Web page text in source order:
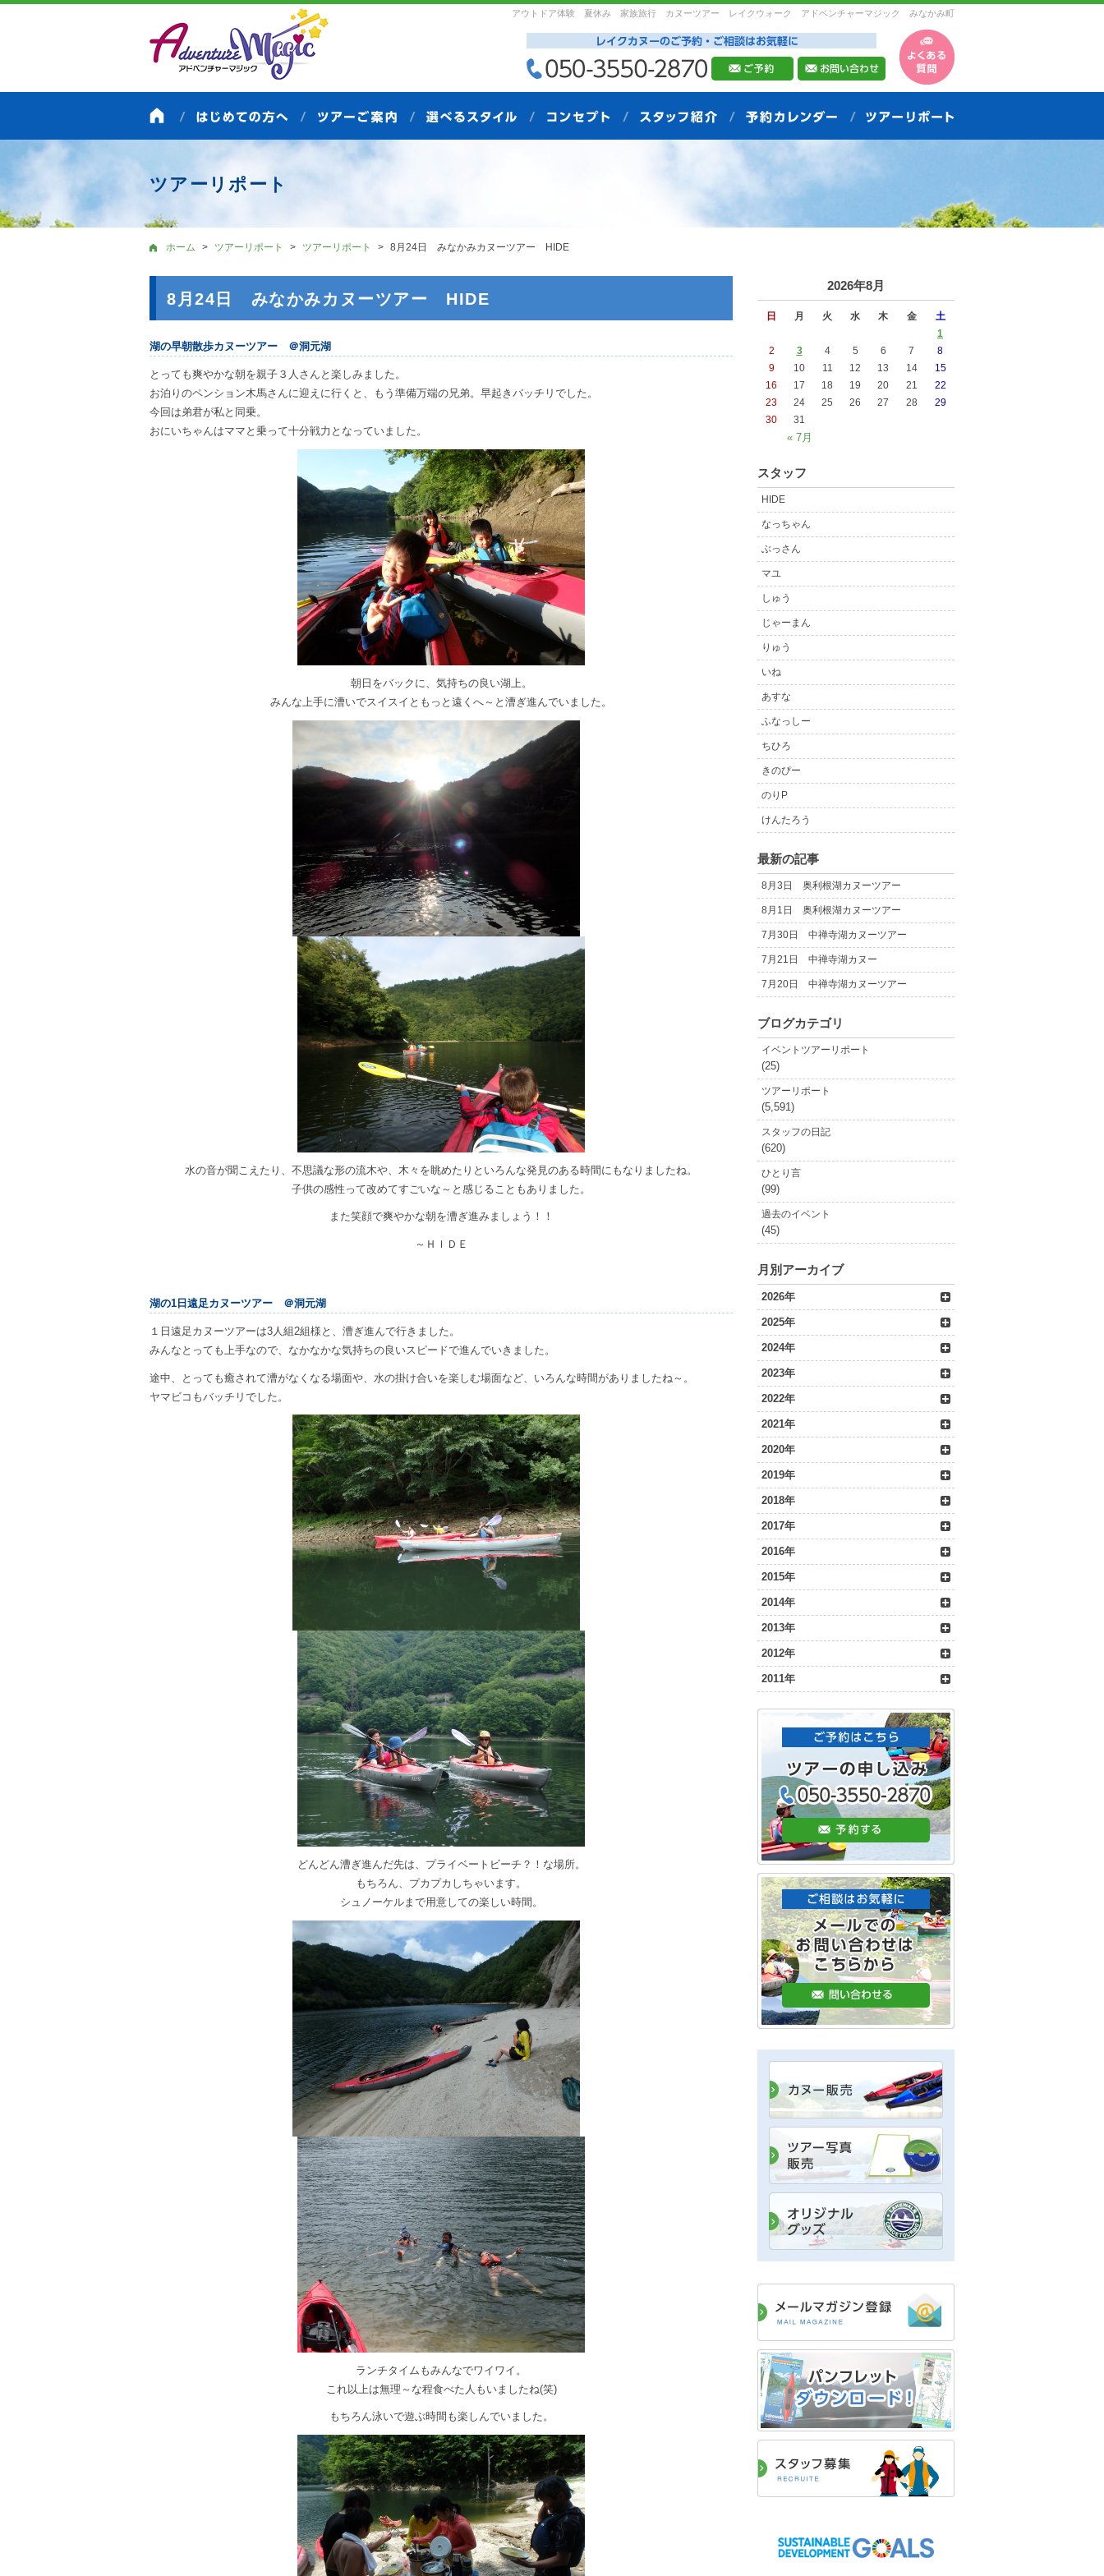
アウトドア体験 夏休み 家族旅行 カヌーツアー レイクウォーク アドベンチャーマジック みなかみ町
ツアーリポート
ホーム ツアーリポート ツアーリポート 8月24日 みなかみカヌーツアー HIDE
8月24日 みなかみカヌーツアー HIDE
湖の早朝散歩カヌーツアー ＠洞元湖
とっても爽やかな朝を親子３人さんと楽しみました。
お泊りのペンション木馬さんに迎えに行くと、もう準備万端の兄弟。早起きバッチリでした。
今回は弟君が私と同乗。
おにいちゃんはママと乗って十分戦力となっていました。
朝日をバックに、気持ちの良い湖上。
みんな上手に漕いでスイスイともっと遠くへ～と漕ぎ進んでいました。
水の音が聞こえたり、不思議な形の流木や、木々を眺めたりといろんな発見のある時間にもなりましたね。
子供の感性って改めてすごいな～と感じることもありました。
また笑顔で爽やかな朝を漕ぎ進みましょう！！
～ＨＩＤＥ
湖の1日遠足カヌーツアー ＠洞元湖
１日遠足カヌーツアーは3人組2組様と、漕ぎ進んで行きました。
みんなとっても上手なので、なかなかな気持ちの良いスピードで進んでいきました。
途中、とっても癒されて漕がなくなる場面や、水の掛け合いを楽しむ場面など、いろんな時間がありましたね～。
ヤマビコもバッチリでした。
どんどん漕ぎ進んだ先は、プライベートビーチ？！な場所。
もちろん、プカプカしちゃいます。
シュノーケルまで用意しての楽しい時間。
ランチタイムもみんなでワイワイ。
これ以上は無理～な程食べた人もいましたね(笑)
もちろん泳いで遊ぶ時間も楽しんでいました。
2026年8月
日 月 火 水 木 金 土
« 7月
1
2
3 4 5 6 7
8
9
10 11 12 13 14
15
16
17 18 19 20 21
22
23
24 25 26 27 28
29
30
31
スタッフ
HIDE
なっちゃん
ぶっさん
マユ
しゅう
じゃーまん
りゅう
いね
あすな
ふなっしー
ちひろ
きのぴー
のりP
けんたろう
最新の記事
8月3日 奥利根湖カヌーツアー
8月1日 奥利根湖カヌーツアー
7月30日 中禅寺湖カヌーツアー
7月21日 中禅寺湖カヌー
7月20日 中禅寺湖カヌーツアー
ブログカテゴリ
イベントツアーリポート
(25)
ツアーリポート
(5,591)
スタッフの日記
(620)
ひとり言
(99)
過去のイベント
(45)
月別アーカイブ
2026年
2025年
2024年
2023年
2022年
2021年
2020年
2019年
2018年
2017年
2016年
2015年
2014年
2013年
2012年
2011年